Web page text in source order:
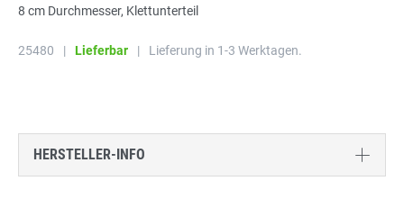
8 cm Durchmesser, Klettunterteil
25480 | Lieferbar | Lieferung in 1-3 Werktagen.
HERSTELLER-INFO